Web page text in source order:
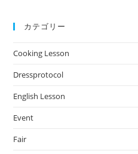
カテゴリー
Cooking Lesson
Dressprotocol
English Lesson
Event
Fair